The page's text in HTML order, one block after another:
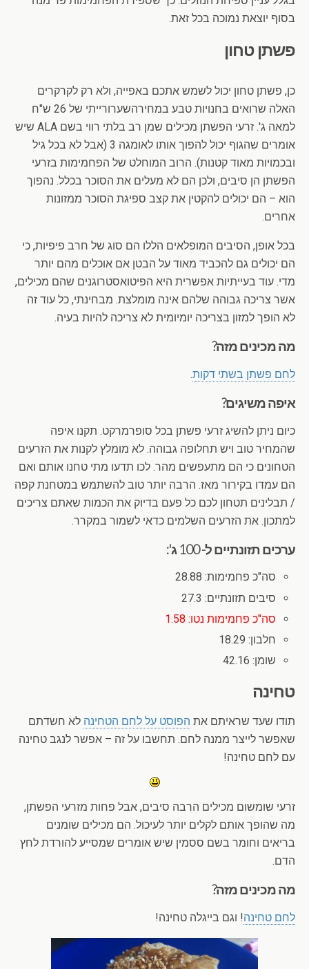
בסוף יוצאת נמוכה בכל זאת.
פשתן טחון
כן, פשתן טחון יכול לשמש אתכם באפייה, ולא רק לקרקרים
האלה שרואים בחנויות טבע במחירהשערורייתי של 26 ש"ח
למאה ג'. זרעי הפשתן מכילים שמן רב בלתי רווי בשם ALA שיש
אומרים שהגוף יכול להפוך אותו לאומגה 3 (אבל לא בכל גיל
ובכמויות מאוד קטנות). הרוב המוחלט של הפחמימות בזרעי
הפשתן הן סיבים, ולכן הם לא מעלים את הסוכר בכלל. נהפוך
הוא – הם יכולים להקטין את קצב ספיגת הסוכר ממזונות
אחרים.
בכל אופן, הסיבים המופלאים הללו הם סוג של חרב פיפיות, כי
הם יכולים גם להכביד מאוד על הבטן אם אוכלים מהם יותר
מדי. עוד בעייתיות אפשרית היא הפיטואסטרוגנים שהם מכילים,
אשר צריכה גבוהה שלהם אינה מומלצת. מבחינתי, כל עוד זה
לא הופך למזון בצריכה יומיומית לא צריכה להיות בעיה.
מה מכינים מזה?
לחם פשתן בשתי דקות.
איפה משיגים?
כיום ניתן להשיג זרעי פשתן בכל סופרמרקט. תקנו איפה
שהמחיר טוב ויש תחלופה גבוהה. לא מומלץ לקנות את הזרעים
הטחונים כי הם מתעפשים מהר. לכו תדעו מתי טחנו אותם ואם
הם עמדו בקירור מאז. הרבה יותר טוב להשתמש במטחנת קפה
/ תבלינים תטחון לכם כל פעם בדיוק את הכמות שאתם צריכים
למתכון. את הזרעים השלמים כדאי לשמור במקרר.
ערכים תזונתיים ל- 100 ג':
סה"כ פחמימות: 28.88
סיבים תזונתיים: 27.3
סה"כ פחמימות נטו: 1.58
חלבון: 18.29
שומן: 42.16
טחינה
תודו שעד שראיתם את הפוסט על לחם הטחינה לא חשדתם
שאפשר לייצר ממנה לחם. תחשבו על זה – אפשר לנגב טחינה
עם לחם טחינה!
זרעי שומשום מכילים הרבה סיבים, אבל פחות מזרעי הפשתן,
מה שהופך אותם לקלים יותר לעיכול. הם מכילים שומנים
בריאים וחומר בשם ססמין שיש אומרים שמסייע להורדת לחץ
הדם.
מה מכינים מזה?
לחם טחינה! וגם בייגלה טחינה!